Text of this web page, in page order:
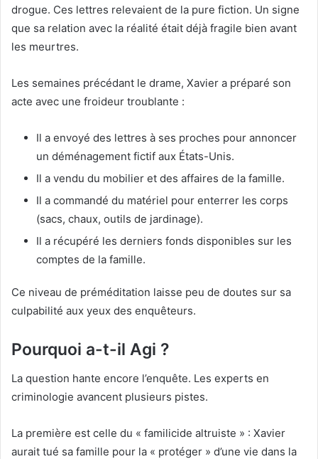
drogue. Ces lettres relevaient de la pure fiction. Un signe
que sa relation avec la réalité était déjà fragile bien avant
les meurtres.
Les semaines précédant le drame, Xavier a préparé son
acte avec une froideur troublante :
Il a envoyé des lettres à ses proches pour annoncer
un déménagement fictif aux États-Unis.
Il a vendu du mobilier et des affaires de la famille.
Il a commandé du matériel pour enterrer les corps
(sacs, chaux, outils de jardinage).
Il a récupéré les derniers fonds disponibles sur les
comptes de la famille.
Ce niveau de préméditation laisse peu de doutes sur sa
culpabilité aux yeux des enquêteurs.
Pourquoi a-t-il Agi ?
La question hante encore l’enquête. Les experts en
criminologie avancent plusieurs pistes.
La première est celle du « familicide altruiste » : Xavier
aurait tué sa famille pour la « protéger » d’une vie dans la